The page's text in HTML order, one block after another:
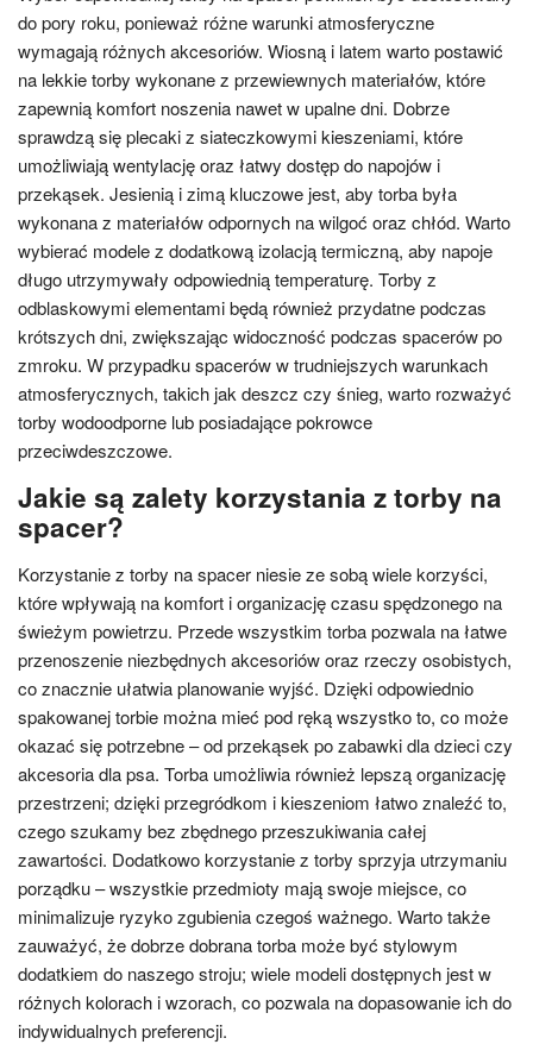
do pory roku, ponieważ różne warunki atmosferyczne
wymagają różnych akcesoriów. Wiosną i latem warto postawić
na lekkie torby wykonane z przewiewnych materiałów, które
zapewnią komfort noszenia nawet w upalne dni. Dobrze
sprawdzą się plecaki z siateczkowymi kieszeniami, które
umożliwiają wentylację oraz łatwy dostęp do napojów i
przekąsek. Jesienią i zimą kluczowe jest, aby torba była
wykonana z materiałów odpornych na wilgoć oraz chłód. Warto
wybierać modele z dodatkową izolacją termiczną, aby napoje
długo utrzymywały odpowiednią temperaturę. Torby z
odblaskowymi elementami będą również przydatne podczas
krótszych dni, zwiększając widoczność podczas spacerów po
zmroku. W przypadku spacerów w trudniejszych warunkach
atmosferycznych, takich jak deszcz czy śnieg, warto rozważyć
torby wodoodporne lub posiadające pokrowce
przeciwdeszczowe.
Jakie są zalety korzystania z torby na
spacer?
Korzystanie z torby na spacer niesie ze sobą wiele korzyści,
które wpływają na komfort i organizację czasu spędzonego na
świeżym powietrzu. Przede wszystkim torba pozwala na łatwe
przenoszenie niezbędnych akcesoriów oraz rzeczy osobistych,
co znacznie ułatwia planowanie wyjść. Dzięki odpowiednio
spakowanej torbie można mieć pod ręką wszystko to, co może
okazać się potrzebne – od przekąsek po zabawki dla dzieci czy
akcesoria dla psa. Torba umożliwia również lepszą organizację
przestrzeni; dzięki przegródkom i kieszeniom łatwo znaleźć to,
czego szukamy bez zbędnego przeszukiwania całej
zawartości. Dodatkowo korzystanie z torby sprzyja utrzymaniu
porządku – wszystkie przedmioty mają swoje miejsce, co
minimalizuje ryzyko zgubienia czegoś ważnego. Warto także
zauważyć, że dobrze dobrana torba może być stylowym
dodatkiem do naszego stroju; wiele modeli dostępnych jest w
różnych kolorach i wzorach, co pozwala na dopasowanie ich do
indywidualnych preferencji.